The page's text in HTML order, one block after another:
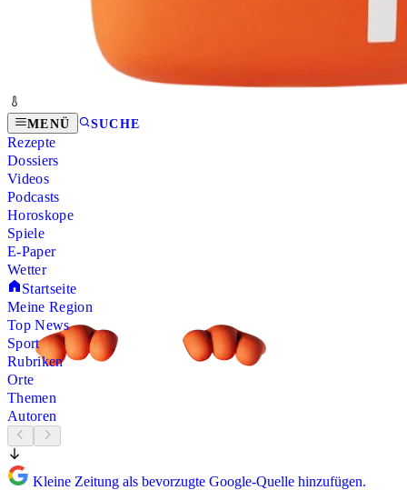
MENÜ SUCHE
Rezepte
Dossiers
Videos
Podcasts
Horoskope
Spiele
E-Paper
Wetter
Startseite
Meine Region
Top News
Sport
Rubriken
Orte
Themen
Autoren
Kleine Zeitung als bevorzugte Google-Quelle hinzufügen.